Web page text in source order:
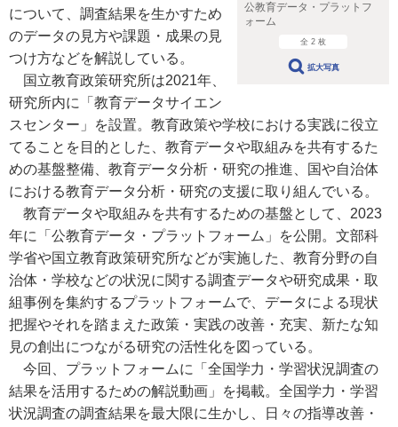
公教育データ・プラットフ
ォーム
全 2 枚
拡大写真
について、調査結果を生かすため
のデータの見方や課題・成果の見
つけ方などを解説している。
国立教育政策研究所は2021年、
研究所内に「教育データサイエン
スセンター」を設置。教育政策や学校における実践に役立
てることを目的とした、教育データや取組みを共有するた
めの基盤整備、教育データ分析・研究の推進、国や自治体
における教育データ分析・研究の支援に取り組んでいる。
教育データや取組みを共有するための基盤として、2023
年に「公教育データ・プラットフォーム」を公開。文部科
学省や国立教育政策研究所などが実施した、教育分野の自
治体・学校などの状況に関する調査データや研究成果・取
組事例を集約するプラットフォームで、データによる現状
把握やそれを踏まえた政策・実践の改善・充実、新たな知
見の創出につながる研究の活性化を図っている。
今回、プラットフォームに「全国学力・学習状況調査の
結果を活用するための解説動画」を掲載。全国学力・学習
状況調査の調査結果を最大限に生かし、日々の指導改善・